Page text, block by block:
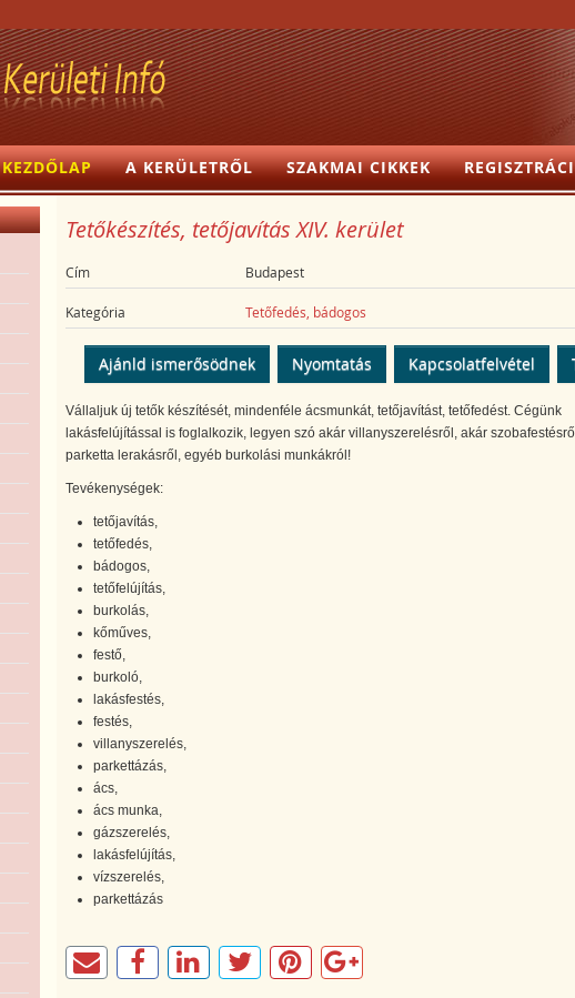
KEZDŐLAP A KERÜLETRŐL SZAKMAI CIKKEK
Tetőkészítés, tetőjavítás XIV. kerület
Cím Budapest
Kategória Tetőfedés, bádogos
Ajánld ismerősödnek Nyomtatás Kapcsolatfelvétel
Vállaljuk új tetők készítését, mindenféle ácsmunkát, tetőjavítást, tetőfedést. Cégünk
lakásfelújítással is foglalkozik, legyen szó akár villanyszerelésről, akár
parketta lerakásről, egyéb burkolási munkákról!
Tevékenységek:
tetőjavítás,
tetőfedés,
bádogos,
tetőfelújítás,
burkolás,
kőműves,
festő,
burkoló,
lakásfestés,
festés,
villanyszerelés,
parkettázás,
ács,
ács munka,
gázszerelés,
lakásfelújítás,
vízszerelés,
parkettázás